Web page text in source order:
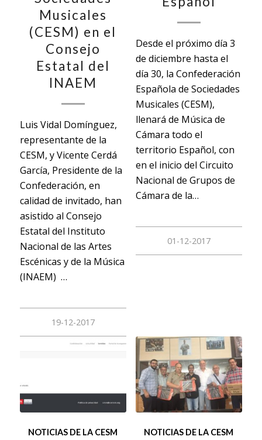
Musicales
(CESM) en el
Consejo
Estatal del
INAEM
Luis Vidal Domínguez,
representante de la
CESM, y Vicente Cerdá
García, Presidente de la
Confederación, en
calidad de invitado, han
asistido al Consejo
Estatal del Instituto
Nacional de las Artes
Escénicas y de la Música
(INAEM) …
19-12-2017
Desde el próximo día 3
de diciembre hasta el
día 30, la Confederación
Española de Sociedades
Musicales (CESM),
llenará de Música de
Cámara todo el
territorio Español, con
en el inicio del Circuito
Nacional de Grupos de
Cámara de la…
01-12-2017
NOTICIAS DE LA CESM NOTICIAS DE LA CESM